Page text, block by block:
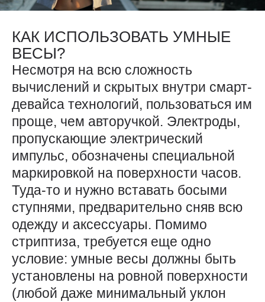
КАК ИСПОЛЬЗОВАТЬ УМНЫЕ
ВЕСЫ?
Несмотря на всю сложность
вычислений и скрытых внутри смарт-
девайса технологий, пользоваться им
проще, чем авторучкой. Электроды,
пропускающие электрический
импульс, обозначены специальной
маркировкой на поверхности часов.
Туда-то и нужно вставать босыми
ступнями, предварительно сняв всю
одежду и аксессуары. Помимо
стриптиза, требуется еще одно
условие: умные весы должны быть
установлены на ровной поверхности
(любой даже минимальный уклон